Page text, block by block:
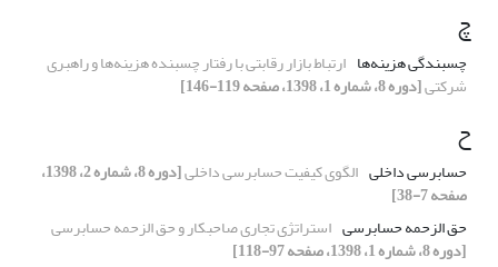
چ
چسبندگی هزینه‌ها ارتباط بازار رقابتی با رفتار چسبنده هزینه‌ها و راهبری
شرکتی[دوره 8، شماره 1، 1398، صفحه 119-146]
ح
حسابرسی داخلی الگوی کیفیت حسابرسی داخلی [دوره 8، شماره 2، 1398،
صفحه 7-38]
حق الزحمه حسابرسی استراتژی تجاری صاحبکار و حق الزحمه حسابرسی
[دوره 8، شماره 1، 1398، صفحه 97-118]